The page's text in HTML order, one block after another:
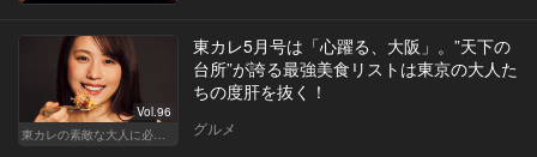
Vol.96
東カレ5月号は「心躍る、大阪」。”天下の
台所”が誇る最強美食リストは東京の大人た
ちの度肝を抜く！
グルメ